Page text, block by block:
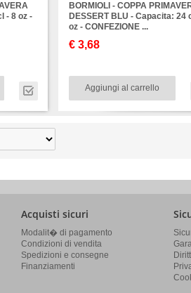
- 8 oz -
BORMIOLI - COPPA
DESSERT BLU - Capacita: 24
oz - CONFEZIONE ...
€ 3,68
Aggiungi al carrello
Acquisti sicuri
Modalit� di pagamento
Condizioni di vendita
Spedizioni e consegne
Finanziamenti